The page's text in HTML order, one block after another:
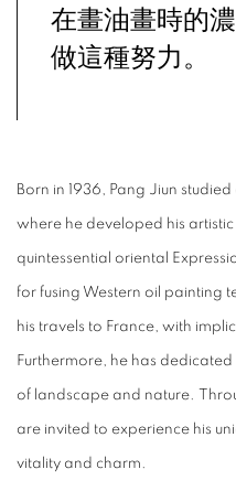
在畫油畫時的
做這種努力。
Born in 1936, Pang Jiun
where he developed his
quintessential oriental
for fusing Western oil painting
his travels to France, with
Furthermore, he has
of landscape and nature.
are invited to experience his
vitality and charm.